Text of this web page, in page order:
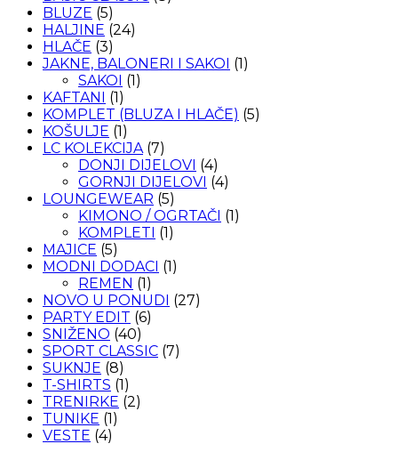
BLUZE (5)
HALJINE (24)
HLAČE (3)
JAKNE, BALONERI I SAKOI (1)
SAKOI (1)
KAFTANI (1)
KOMPLET (BLUZA I HLAČE) (5)
KOŠULJE (1)
LC KOLEKCIJA (7)
DONJI DIJELOVI (4)
GORNJI DIJELOVI (4)
LOUNGEWEAR (5)
KIMONO / OGRTAČI (1)
KOMPLETI (1)
MAJICE (5)
MODNI DODACI (1)
REMEN (1)
NOVO U PONUDI (27)
PARTY EDIT (6)
SNIŽENO (40)
SPORT CLASSIC (7)
SUKNJE (8)
T-SHIRTS (1)
TRENIRKE (2)
TUNIKE (1)
VESTE (4)